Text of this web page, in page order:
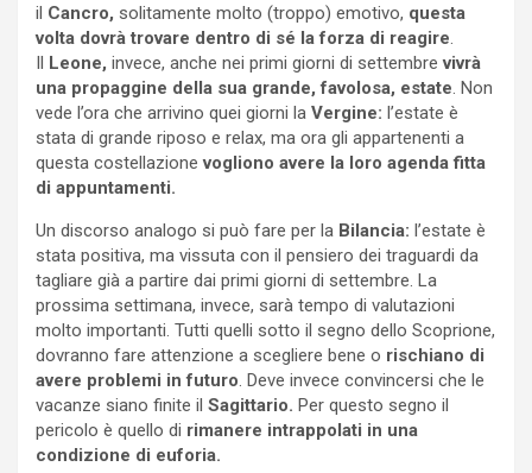
il Cancro, solitamente molto (troppo) emotivo, questa
volta dovrà trovare dentro di sé la forza di reagire.
Il Leone, invece, anche nei primi giorni di settembrevivrà
una propaggine della sua grande, favolosa, estate. Non
vede l’ora che arrivino quei giorni la Vergine: l’estate è
stata di grande riposo e relax, ma ora gli appartenenti a
questa costellazionevogliono avere la loro agenda fitta
di appuntamenti.
Un discorso analogo si può fare per la Bilancia: l’estate è
stata positiva, ma vissuta con il pensiero dei traguardi da
tagliare già a partire dai primi giorni di settembre. La
prossima settimana, invece, sarà tempo di valutazioni
molto importanti. Tutti quelli sotto il segno dello Scoprione,
dovranno fare attenzione a scegliere bene o rischiano di
avere problemi in futuro. Deve invece convincersi che le
vacanze siano finite il Sagittario. Per questo segno il
pericolo è quello di rimanere intrappolati in una
condizione di euforia.